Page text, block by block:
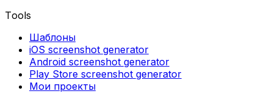
Tools
Шаблоны
iOS screenshot generator
Android screenshot generator
Play Store screenshot generator
Мои проекты